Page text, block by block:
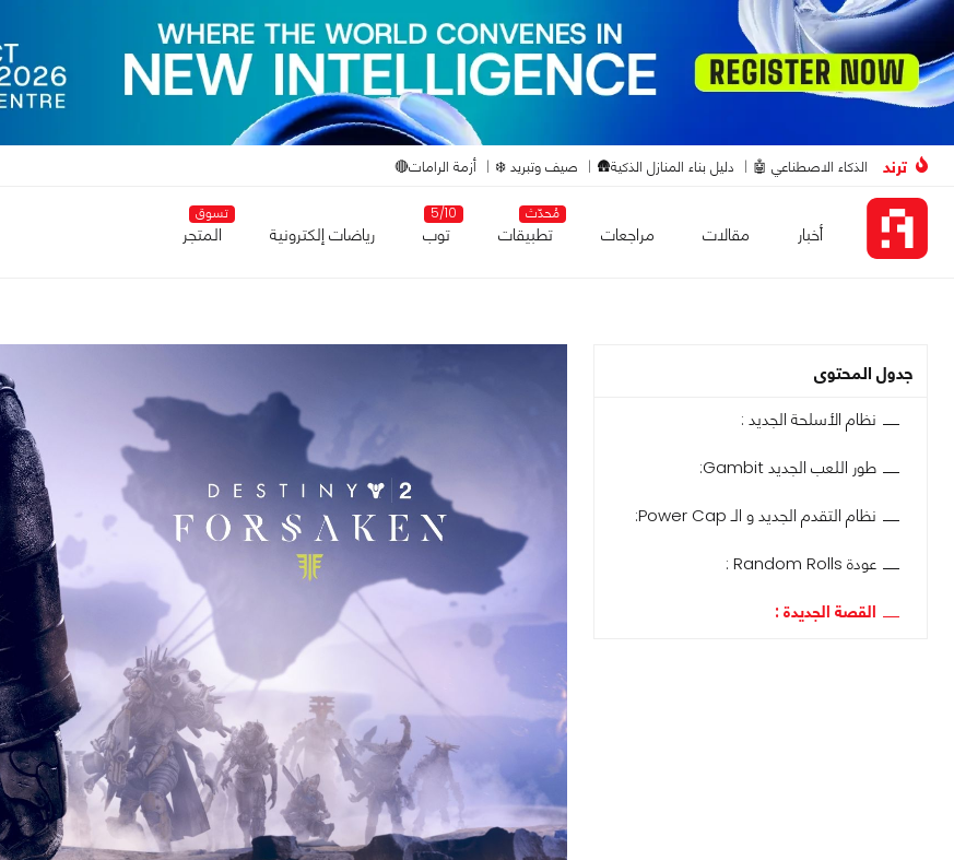
ترند الذكاء الاصطناعي 🤖 دليل بناء المنازل الذكية🛖 صيف وتبريد ❄️ أزمة الرامات🔴
أخبار مقالات مراجعات
مُحدّث
تطبيقات
5/10
توب رياضات إلكترونية
تسوق
المتجر
جدول المحتوى
نظام الأسلحة الجديد :
طور اللعب الجديد Gambit:
نظام التقدم الجديد و الـ Power Cap:
عودة Random Rolls :
القصة الجديدة :